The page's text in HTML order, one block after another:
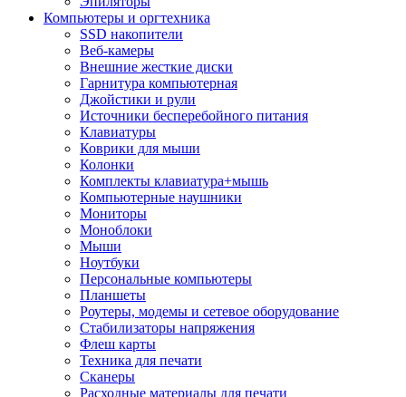
Компьютеры и оргтехника
SSD накопители
Веб-камеры
Внешние жесткие диски
Гарнитура компьютерная
Джойстики и рули
Источники бесперебойного питания
Клавиатуры
Коврики для мыши
Колонки
Комплекты клавиатура+мышь
Компьютерные наушники
Мониторы
Моноблоки
Мыши
Ноутбуки
Персональные компьютеры
Планшеты
Роутеры, модемы и сетевое оборудование
Стабилизаторы напряжения
Флеш карты
Техника для печати
Сканеры
Расходные материалы для печати